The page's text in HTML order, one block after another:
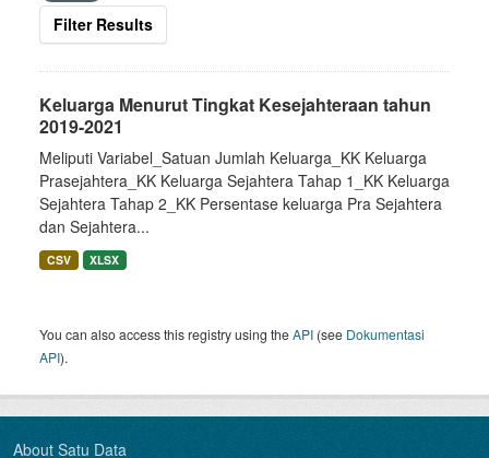
Filter Results
Keluarga Menurut Tingkat Kesejahteraan tahun
2019-2021
Meliputi Variabel_Satuan Jumlah Keluarga_KK Keluarga
Prasejahtera_KK Keluarga Sejahtera Tahap 1_KK Keluarga
Sejahtera Tahap 2_KK Persentase keluarga Pra Sejahtera
dan Sejahtera...
CSV XLSX
You can also access this registry using theAPI (see Dokumentasi
API).
About Satu Data